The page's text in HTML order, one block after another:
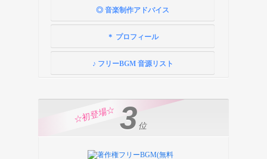
◎ 音楽制作アドバイス
＊ プロフィール
♪ フリーBGM 音源リスト
3位
☆初登場☆